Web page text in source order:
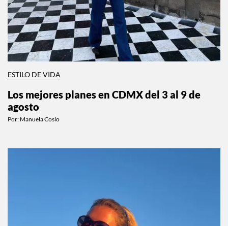
ESTILO DE VIDA
Los mejores planes en CDMX del 3 al 9 de
agosto
Por: Manuela Cosío